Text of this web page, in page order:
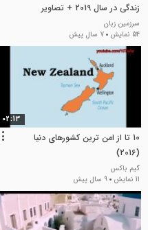
زندگی در سال 2019 + تصاویر
سرزمین زبان
54 نمایش
7 سال پیش
02:13
10 تا از امن ترین کشورهای دنیا
(2016)
گیم باکس
11 نمایش
9 سال پیش